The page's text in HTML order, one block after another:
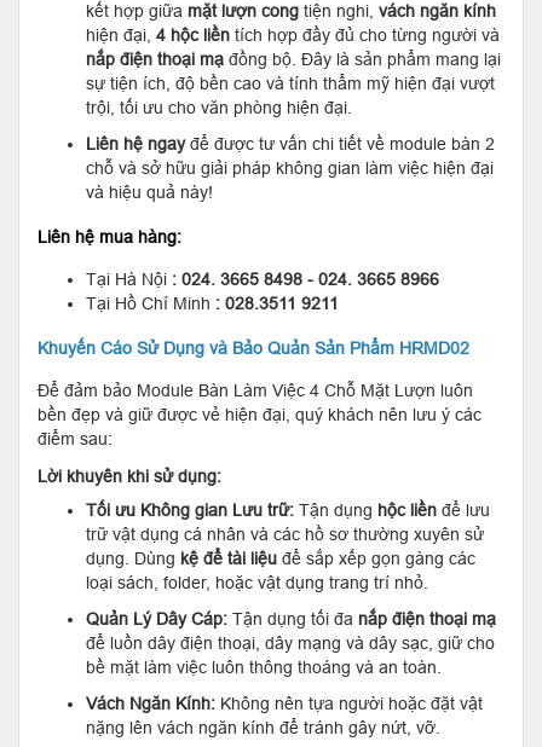
kết hợp giữa mặt lượn cong tiện nghi, vách ngăn kính
hiện đại, 4 hộc liền tích hợp đầy đủ cho từng người và
nắp điện thoại mạ đồng bộ. Đây là sản phẩm mang lại
sự tiện ích, độ bền cao và tính thẩm mỹ hiện đại vượt
trội, tối ưu cho văn phòng hiện đại.
Liên hệ ngayđể được tư vấn chi tiết về module bàn 2
chỗ và sở hữu giải pháp không gian làm việc hiện đại
và hiệu quả này!
Liên hệ mua hàng:
Tại Hà Nội : 024. 3665 8498 - 024. 3665 8966
Tại Hồ Chí Minh : 028.3511 9211
Khuyến Cáo Sử Dụng và Bảo Quản Sản Phẩm HRMD02
Để đảm bảo Module Bàn Làm Việc 4 Chỗ Mặt Lượn luôn
bền đẹp và giữ được vẻ hiện đại, quý khách nên lưu ý các
điểm sau:
Lời khuyên khi sử dụng:
Tối ưu Không gian Lưu trữ: Tận dụng hộc liền để lưu
trữ vật dụng cá nhân và các hồ sơ thường xuyên sử
dụng. Dùng kệ để tài liệu để sắp xếp gọn gàng các
loại sách, folder, hoặc vật dụng trang trí nhỏ.
Quản Lý Dây Cáp: Tận dụng tối đa nắp điện thoại mạ
để luồn dây điện thoại, dây mạng và dây sạc, giữ cho
bề mặt làm việc luôn thông thoáng và an toàn.
Vách Ngăn Kính: Không nên tựa người hoặc đặt vật
nặng lên vách ngăn kính để tránh gây nứt, vỡ.